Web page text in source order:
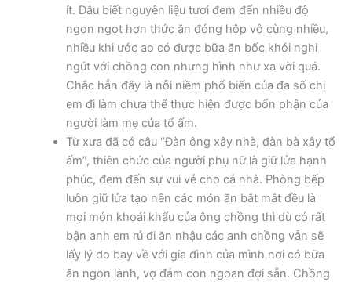
ít. Dẫu biết nguyên liệu tươi đem đến nhiều độ
ngon ngọt hơn thức ăn đóng hộp vô cùng nhiều,
nhiều khi ước ao có được bữa ăn bốc khói nghi
ngút với chồng con nhưng hình như xa vời quá.
Chắc hẳn đây là nỗi niềm phổ biến của đa số chị
em đi làm chưa thể thực hiện được bổn phận của
người làm mẹ của tổ ấm.
Từ xưa đã có câu “Đàn ông xây nhà, đàn bà xây tổ
ấm”, thiên chức của người phụ nữ là giữ lửa hạnh
phúc, đem đến sự vui vẻ cho cả nhà. Phòng bếp
luôn giữ lửa tạo nên các món ăn bắt mắt đều là
mọi món khoái khẩu của ông chồng thì dù có rất
bận anh em rủ đi ăn nhậu các anh chồng vẫn sẽ
lấy lý do bay về với gia đình của mình nơi có bữa
ăn ngon lành, vợ đảm con ngoan đợi sẵn. Chồng